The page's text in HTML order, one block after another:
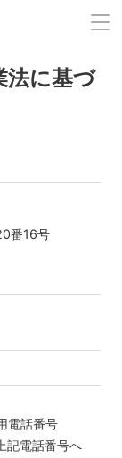
法に基づ
番16号
電話番号
記電話番号へ